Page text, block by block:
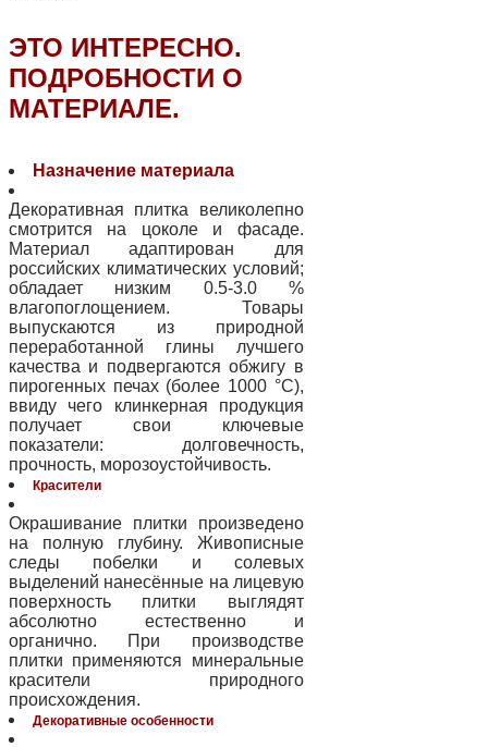
ЭТО ИНТЕРЕСНО.
ПОДРОБНОСТИ О
МАТЕРИАЛЕ.
Назначение материала
Декоративная плитка великолепно
смотрится на цоколе и фасаде.
Материал адаптирован для
российских климатических условий;
обладает низким 0.5-3.0 %
влагопоглощением. Товары
выпускаются из природной
переработанной глины лучшего
качества и подвергаются обжигу в
пирогенных печах (более 1000 °C),
ввиду чего клинкерная продукция
получает свои ключевые
показатели: долговечность,
прочность, морозоустойчивость.
Красители
Окрашивание плитки произведено
на полную глубину. Живописные
следы побелки и солевых
выделений нанесённые на лицевую
поверхность плитки выглядят
абсолютно естественно и
органично. При производстве
плитки применяются минеральные
красители природного
происхождения.
Декоративные особенности